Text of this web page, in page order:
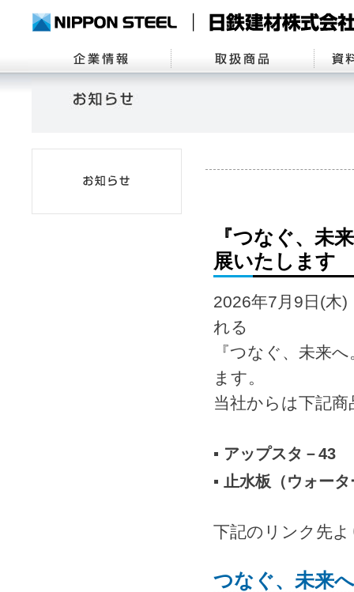
『つなぐ、未
展いたします
2026年7月9日(
れる
『つなぐ、未来
ます。
当社からは下記
▪ アップスタ－43
▪ 止水板（ウォー
下記のリンク先
つなぐ、未来